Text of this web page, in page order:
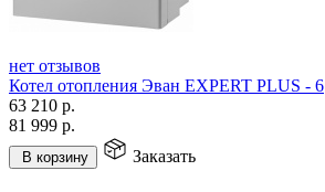
нет отзывов
Котел отопления Эван EXPERT PLUS - 6
63 210 р.
81 999 р.
В корзину Заказать